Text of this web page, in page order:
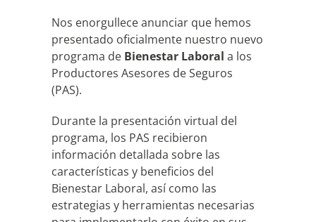
Nos enorgullece anunciar que hemos
presentado oficialmente nuestro nuevo
programa de Bienestar Laboral a los
Productores Asesores de Seguros
(PAS).
Durante la presentación virtual del
programa, los PAS recibieron
información detallada sobre las
características y beneficios del
Bienestar Laboral, así como las
estrategias y herramientas necesarias